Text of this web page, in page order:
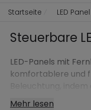
Startseite LED Panel
Steuerbare
LED-Panels mit
komfortablere und
Beleuchtung,
kann, ohne die
Mehr lesen